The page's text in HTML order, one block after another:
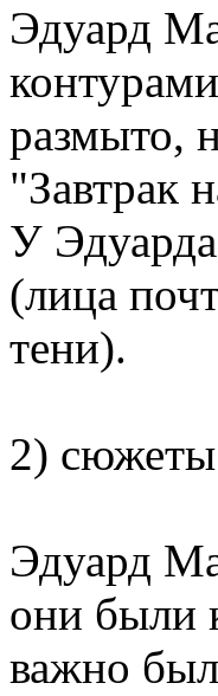
Эдуард
размыто,
"Завтрак
У
(лица
тени).
2) сюжеты
Эдуард
они были
важно